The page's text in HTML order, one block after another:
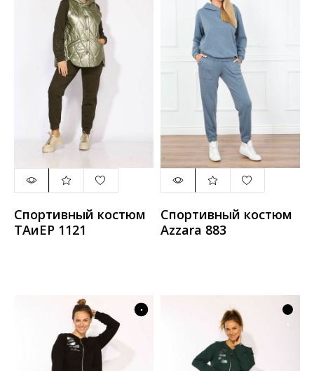
Спортивный костюм
ТАиЕР 1121
Спортивный костюм
Azzara 883